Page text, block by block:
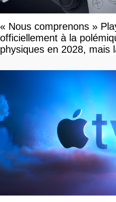
« Nous comprenons »
officiellement à la
physiques en 2028, mais